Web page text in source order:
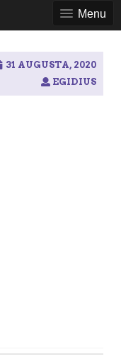
Menu
31 AUGUSTA, 2020
EGIDIUS